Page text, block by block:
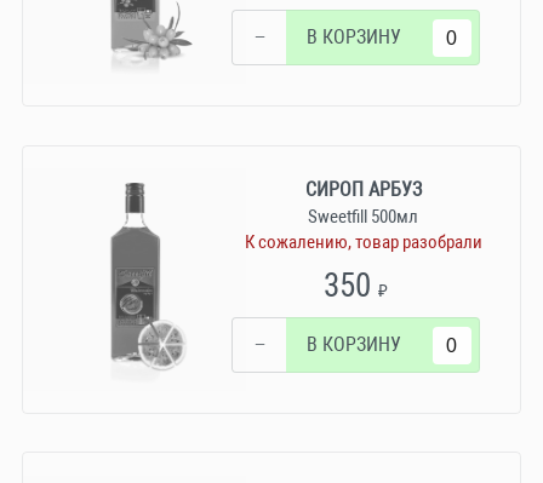
− В КОРЗИНУ
СИРОП АРБУЗ
Sweetfill 500мл
К сожалению, товар разобрали
350₽
− В КОРЗИНУ